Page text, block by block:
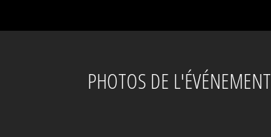
PHOTOS DE L'ÉVÉNEMENT